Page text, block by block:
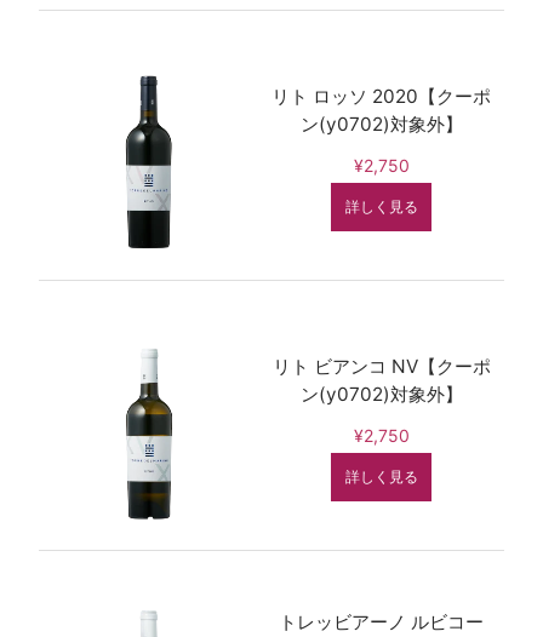
リト ロッソ 2020【クーポ
ン(y0702)対象外】
¥2,750
詳しく見る
リト ビアンコ NV【クーポ
ン(y0702)対象外】
¥2,750
詳しく見る
トレッビアーノ ルビコー